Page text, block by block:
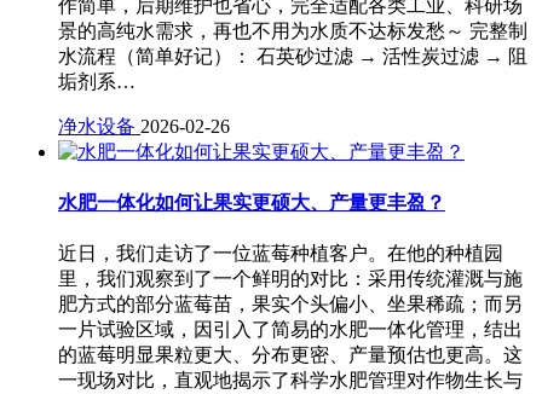
作简单，后期维护也省心，完全适配各类工业、科研场
景的高纯水需求，再也不用为水质不达标发愁～ 完整制
水流程（简单好记）： 石英砂过滤 → 活性炭过滤 → 阻
垢剂系…
净水设备 2026-02-26
水肥一体化如何让果实更硕大、产量更丰盈？
近日，我们走访了一位蓝莓种植客户。在他的种植园
里，我们观察到了一个鲜明的对比：采用传统灌溉与施
肥方式的部分蓝莓苗，果实个头偏小、坐果稀疏；而另
一片试验区域，因引入了简易的水肥一体化管理，结出
的蓝莓明显果粒更大、分布更密、产量预估也更高。这
一现场对比，直观地揭示了科学水肥管理对作物生长与